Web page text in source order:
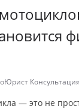
Консультация
— это не